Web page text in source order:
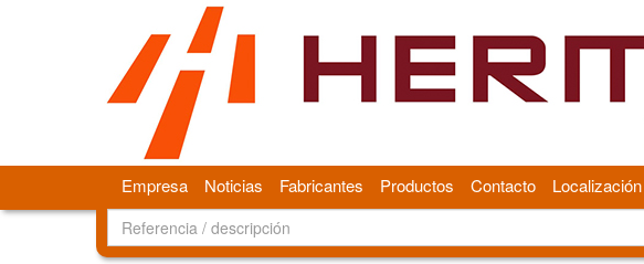
Empresa Noticias Fabricantes Productos Contacto Localización